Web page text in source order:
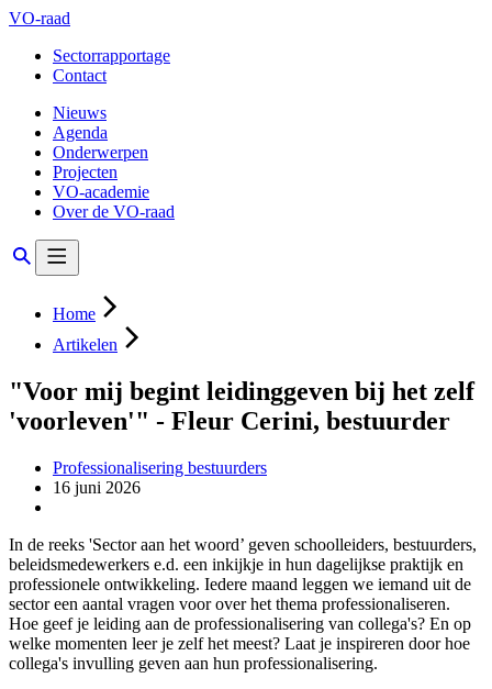
VO-raad
Sectorrapportage
Contact
Nieuws
Agenda
Onderwerpen
Projecten
VO-academie
Over de VO-raad
Home
Artikelen
"Voor mij begint leidinggeven bij het zelf
'voorleven'" - Fleur Cerini, bestuurder
Professionalisering bestuurders
16 juni 2026
In de reeks 'Sector aan het woord’ geven schoolleiders, bestuurders,
beleidsmedewerkers e.d. een inkijkje in hun dagelijkse praktijk en
professionele ontwikkeling. Iedere maand leggen we iemand uit de
sector een aantal vragen voor over het thema professionaliseren.
Hoe geef je leiding aan de professionalisering van collega's? En op
welke momenten leer je zelf het meest? Laat je inspireren door hoe
collega's invulling geven aan hun professionalisering.